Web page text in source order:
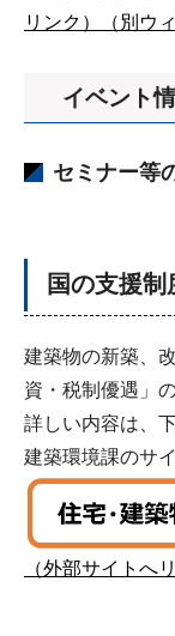
リンク）（別ウ
イベント
セミナー等
国の支援制
建築物の新築、
資・税制優遇」
詳しい内容は、
建築環境課のサイ
（外部サイトへ